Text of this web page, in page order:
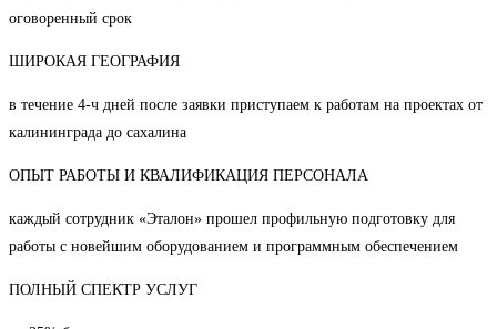
оговоренный срок
ШИРОКАЯ ГЕОГРАФИЯ
в течение 4-ч дней после заявки приступаем к работам на проектах от
калининграда до сахалина
ОПЫТ РАБОТЫ И КВАЛИФИКАЦИЯ ПЕРСОНАЛА
каждый сотрудник «Эталон» прошел профильную подготовку для
работы с новейшим оборудованием и программным обеспечением
ПОЛНЫЙ СПЕКТР УСЛУГ